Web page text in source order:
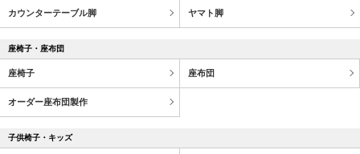
カウンターテーブル脚 ヤマト脚
座椅子・座布団
座椅子 座布団
オーダー座布団製作
子供椅子・キッズ